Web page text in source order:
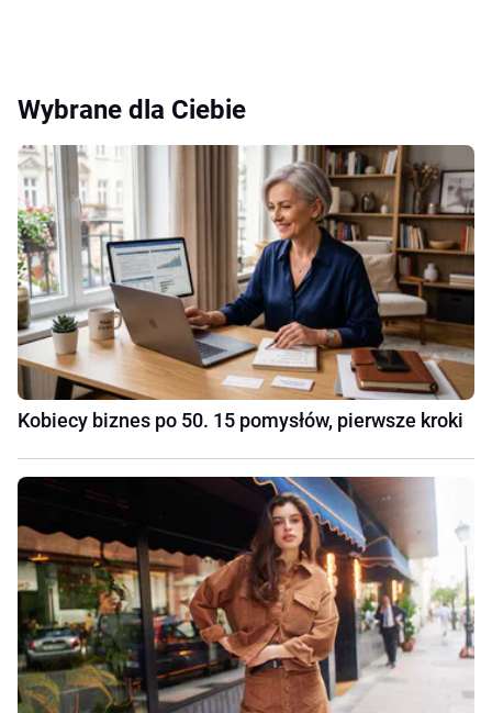
Wybrane dla Ciebie
Kobiecy biznes po 50. 15 pomysłów, pierwsze kroki